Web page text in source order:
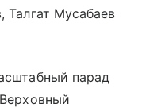
Талгат Мусабаев
парад